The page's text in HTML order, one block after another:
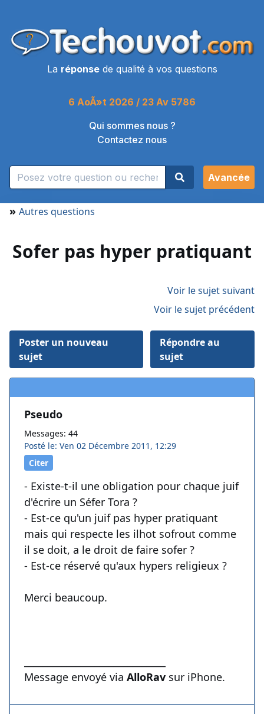
La réponsede qualité à vos questions
6 AoÃ»t 2026 / 23 Av 5786
Qui sommes nous ?
Contactez nous
Avancée
» Autres questions
Sofer pas hyper pratiquant
Voir le sujet suivant
Voir le sujet précédent
Poster un nouveau
sujet
Répondre au
sujet
Pseudo
Messages: 44
Posté le: Ven 02 Décembre 2011, 12:29
Citer
- Existe-t-il une obligation pour chaque juif
d'écrire un Séfer Tora ?
- Est-ce qu'un juif pas hyper pratiquant
mais qui respecte les ilhot sofrout comme
il se doit, a le droit de faire sofer ?
- Est-ce réservé qu'aux hypers religieux ?
Merci beaucoup.
Message envoyé via AlloRav sur iPhone.